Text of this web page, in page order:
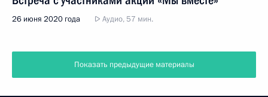
26 июня 2020 года Аудио, 57 мин.
Показать предыдущие материалы